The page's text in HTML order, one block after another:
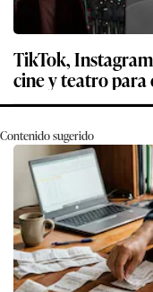
TikTok,
cine y teatro para
Contenido sugerido